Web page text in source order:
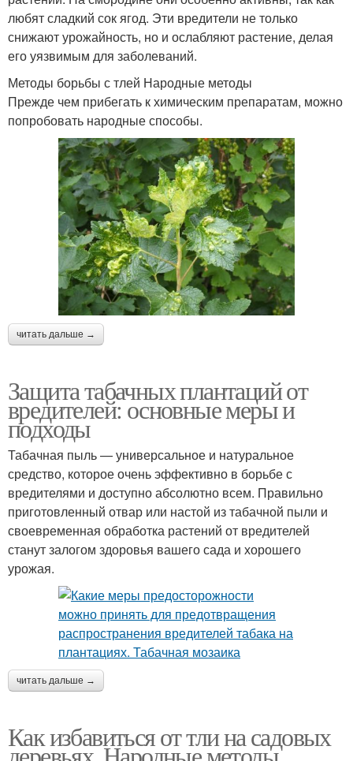
любят сладкий сок ягод. Эти вредители не только
снижают урожайность, но и ослабляют растение, делая
его уязвимым для заболеваний.
Методы борьбы с тлей Народные методы
Прежде чем прибегать к химическим препаратам, можно
попробовать народные способы.
читать дальше →
Защита табачных плантаций от
вредителей: основные меры и
подходы
Табачная пыль — универсальное и натуральное
средство, которое очень эффективно в борьбе с
вредителями и доступно абсолютно всем. Правильно
приготовленный отвар или настой из табачной пыли и
своевременная обработка растений от вредителей
станут залогом здоровья вашего сада и хорошего
урожая.
читать дальше →
Как избавиться от тли на садовых